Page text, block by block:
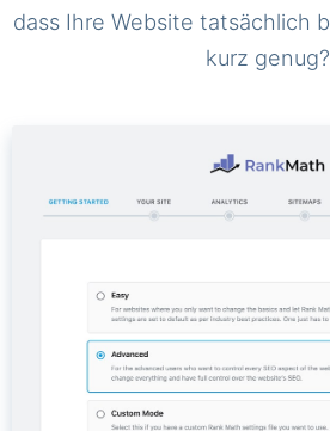
dass Ihre Website tatsächlich
kurz genug?